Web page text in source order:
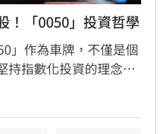
！「0050」投資哲學
」作為車牌，不僅是個
持指數化投資的理念。
發現，頻繁選股難以